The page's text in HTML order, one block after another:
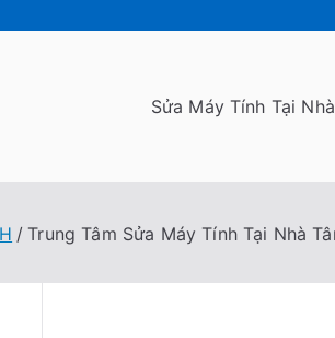
Sửa Máy Tính Tại
Trung Tâm Sửa Máy Tính Tại Nhà